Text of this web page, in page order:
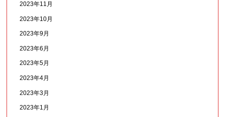
2023年11月
2023年10月
2023年9月
2023年6月
2023年5月
2023年4月
2023年3月
2023年1月